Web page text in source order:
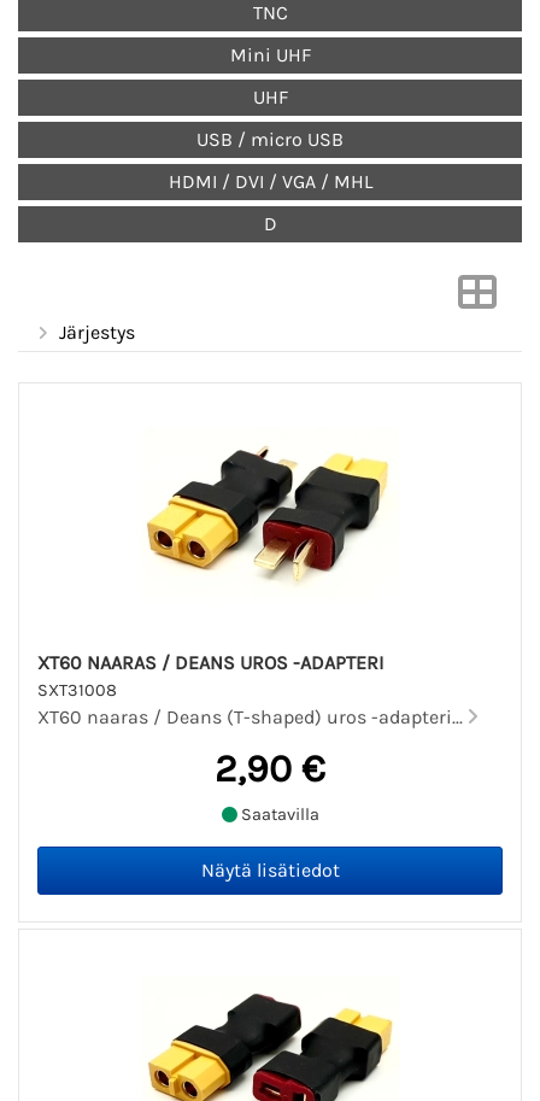
TNC
Mini UHF
UHF
USB / micro USB
HDMI / DVI / VGA / MHL
D
Järjestys
XT60 NAARAS / DEANS UROS -ADAPTERI
SXT31008
XT60 naaras / Deans (T-shaped) uros -adapteri...
2,90 €
Saatavilla